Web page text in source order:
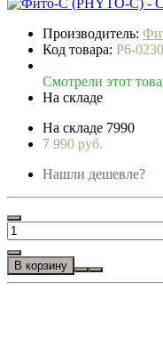
Производитель:
Код товара: P6-0230
Смотрели этот
На складе
На складе 7990
7 990 руб.
Нашли дешевле?
В корзину